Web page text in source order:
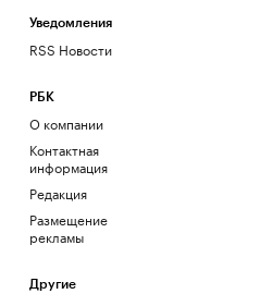
Уведомления
RSS Новости
РБК
О компании
Контактная
информация
Редакция
Размещение
рекламы
Другие